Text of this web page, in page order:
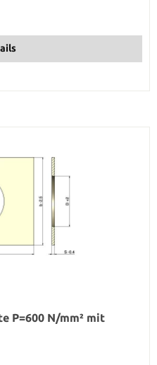
P=600 N/mm² mit